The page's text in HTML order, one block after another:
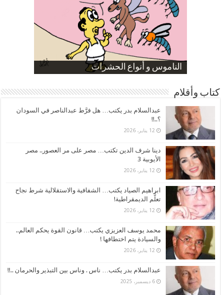
الناموس و أنواع الحشرات
الموظفين بعد ارتفاع الأسعار
ارتفاع نسبة الطلاق في مصر
صورة كاركاتيرية
صورة كاركاتيرية
كتاب وأقلام
عبدالسلام بدر يكتب… هل فرَّط عبدالناصر في السودان
؟..!!
12 يناير، 2026
دينا شرف الدين تكتب… مصر على مر العصور.. مصر
الأيوبية 3
12 يناير، 2026
ابراهيم الصياد يكتب… الشفافية والاستقلالية شرط نجاح
تعلُّم الديمقراطية!
12 يناير، 2026
محمد يوسف العزيزي يكتب… قانون القوة يحكم العالم..
والسيادة يتم اختطافها !
12 يناير، 2026
عبدالسلام بدر يكتب… ناس . وناس بين التبذير والحرمان ..!!
6 ديسمبر، 2025